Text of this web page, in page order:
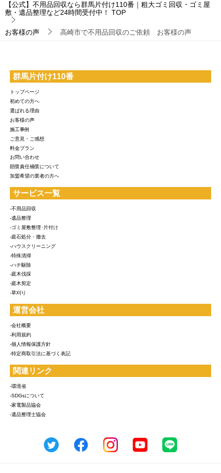
【公式】不用品回収なら群馬片付け110番｜粗大ゴミ回収・ゴミ屋
敷・遺品整理など24時間受付中！
TOP
お客様の声 高崎市で不用品回収のご依頼 お客様の声
群馬片付け110番
トップページ
初めての方へ
選ばれる理由
お客様の声
施工事例
ご意見・ご感想
料金プラン
お問い合わせ
賠償責任補償について
加盟希望の業者の方へ
サービス一覧
-不用品回収
-遺品整理
-ゴミ屋敷整理･片付け
-庭石処分・撤去
-ハウスクリーニング
-特殊清掃
-ハチ駆除
-庭木伐採
-庭木剪定
-草刈り
運営会社
-会社概要
-利用規約
-個人情報保護方針
-特定商取引法に基づく表記
関連リンク
-環境省
-SDGsについて
-家電製品協会
-遺品整理士協会